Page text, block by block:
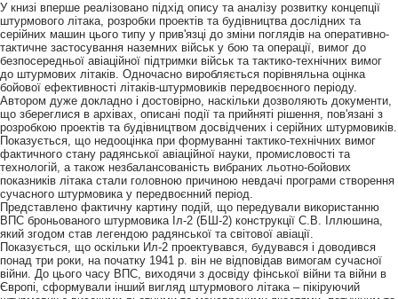
У книзі вперше реалізовано підхід опису та аналізу розвитку концепції
штурмового літака, розробки проектів та будівництва дослідних та
серійних машин цього типу у прив'язці до зміни поглядів на оперативно-
тактичне застосування наземних військ у бою та операції, вимог до
безпосередньої авіаційної підтримки військ та тактико-технічних вимог
до штурмових літаків. Одночасно виробляється порівняльна оцінка
бойової ефективності літаків-штурмовиків передвоєнного періоду.
Автором дуже докладно і достовірно, наскільки дозволяють документи,
що збереглися в архівах, описані події та прийняті рішення, пов'язані з
розробкою проектів та будівництвом досвідчених і серійних штурмовиків.
Показується, що недооцінка при формуванні тактико-технічних вимог
фактичного стану радянської авіаційної науки, промисловості та
технологій, а також незбалансованість вибраних льотно-бойових
показників літака стали головною причиною невдачі програми створення
сучасного штурмовика у передвоєнний період.
Представлено фактичну картину подій, що передували використанню
ВПС броньованого штурмовика Іл-2 (БШ-2) конструкції С.В. Іллюшина,
який згодом став легендою радянської та світової авіації.
Показується, що оскільки Ил-2 проектувався, будувався і доводився
понад три роки, на початку 1941 р. він не відповідав вимогам сучасної
війни. До цього часу ВПС, виходячи з досвіду фінської війни та війни в
Європі, сформували інший вигляд штурмового літака – пікіруючий